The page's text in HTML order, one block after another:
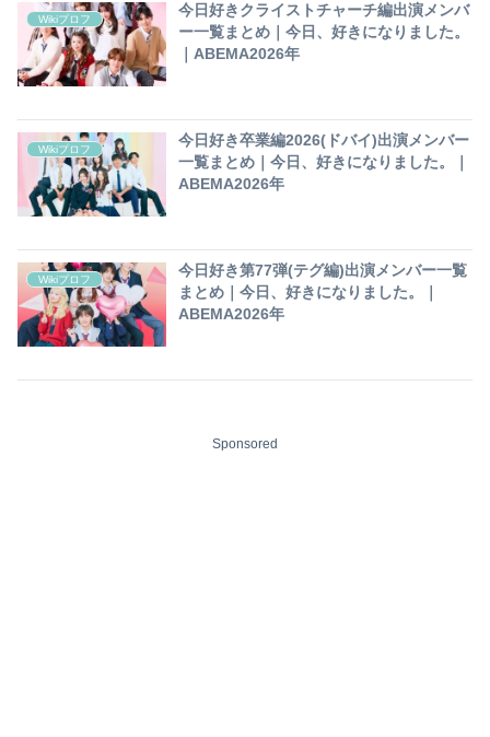
Wikiプロフ
今日好きクライストチャーチ編出演メンバ
ー一覧まとめ｜今日、好きになりました。
｜ABEMA2026年
Wikiプロフ
今日好き卒業編2026(ドバイ)出演メンバー
一覧まとめ｜今日、好きになりました。｜
ABEMA2026年
Wikiプロフ
今日好き第77弾(テグ編)出演メンバー一覧
まとめ｜今日、好きになりました。｜
ABEMA2026年
Sponsored